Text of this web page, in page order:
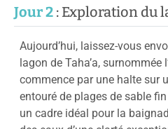
Jour 2 : Exploration du
Aujourd’hui, laissez-vous
lagon de Taha’a, surnommée
commence par une halte sur
entouré de plages de sable
un cadre idéal pour la